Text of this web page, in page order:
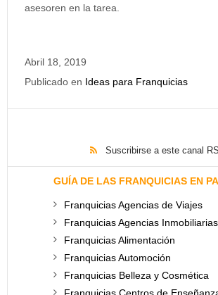
asesoren en la tarea.
Abril 18, 2019
Publicado en Ideas para Franquicias
Suscribirse a este canal
GUÍA DE LAS FRANQUICIAS EN
Franquicias Agencias de Viajes
Franquicias Agencias Inmobiliarias
Franquicias Alimentación
Franquicias Automoción
Franquicias Belleza y Cosmética